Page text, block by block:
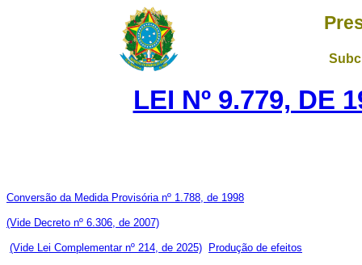
LEI Nº 9.779, DE
Conversão da Medida Provisória nº 1.788, de 1998
(Vide Decreto nº 6.306, de 2007)
(Vide Lei Complementar nº 214, de 2025) Produção de efeitos